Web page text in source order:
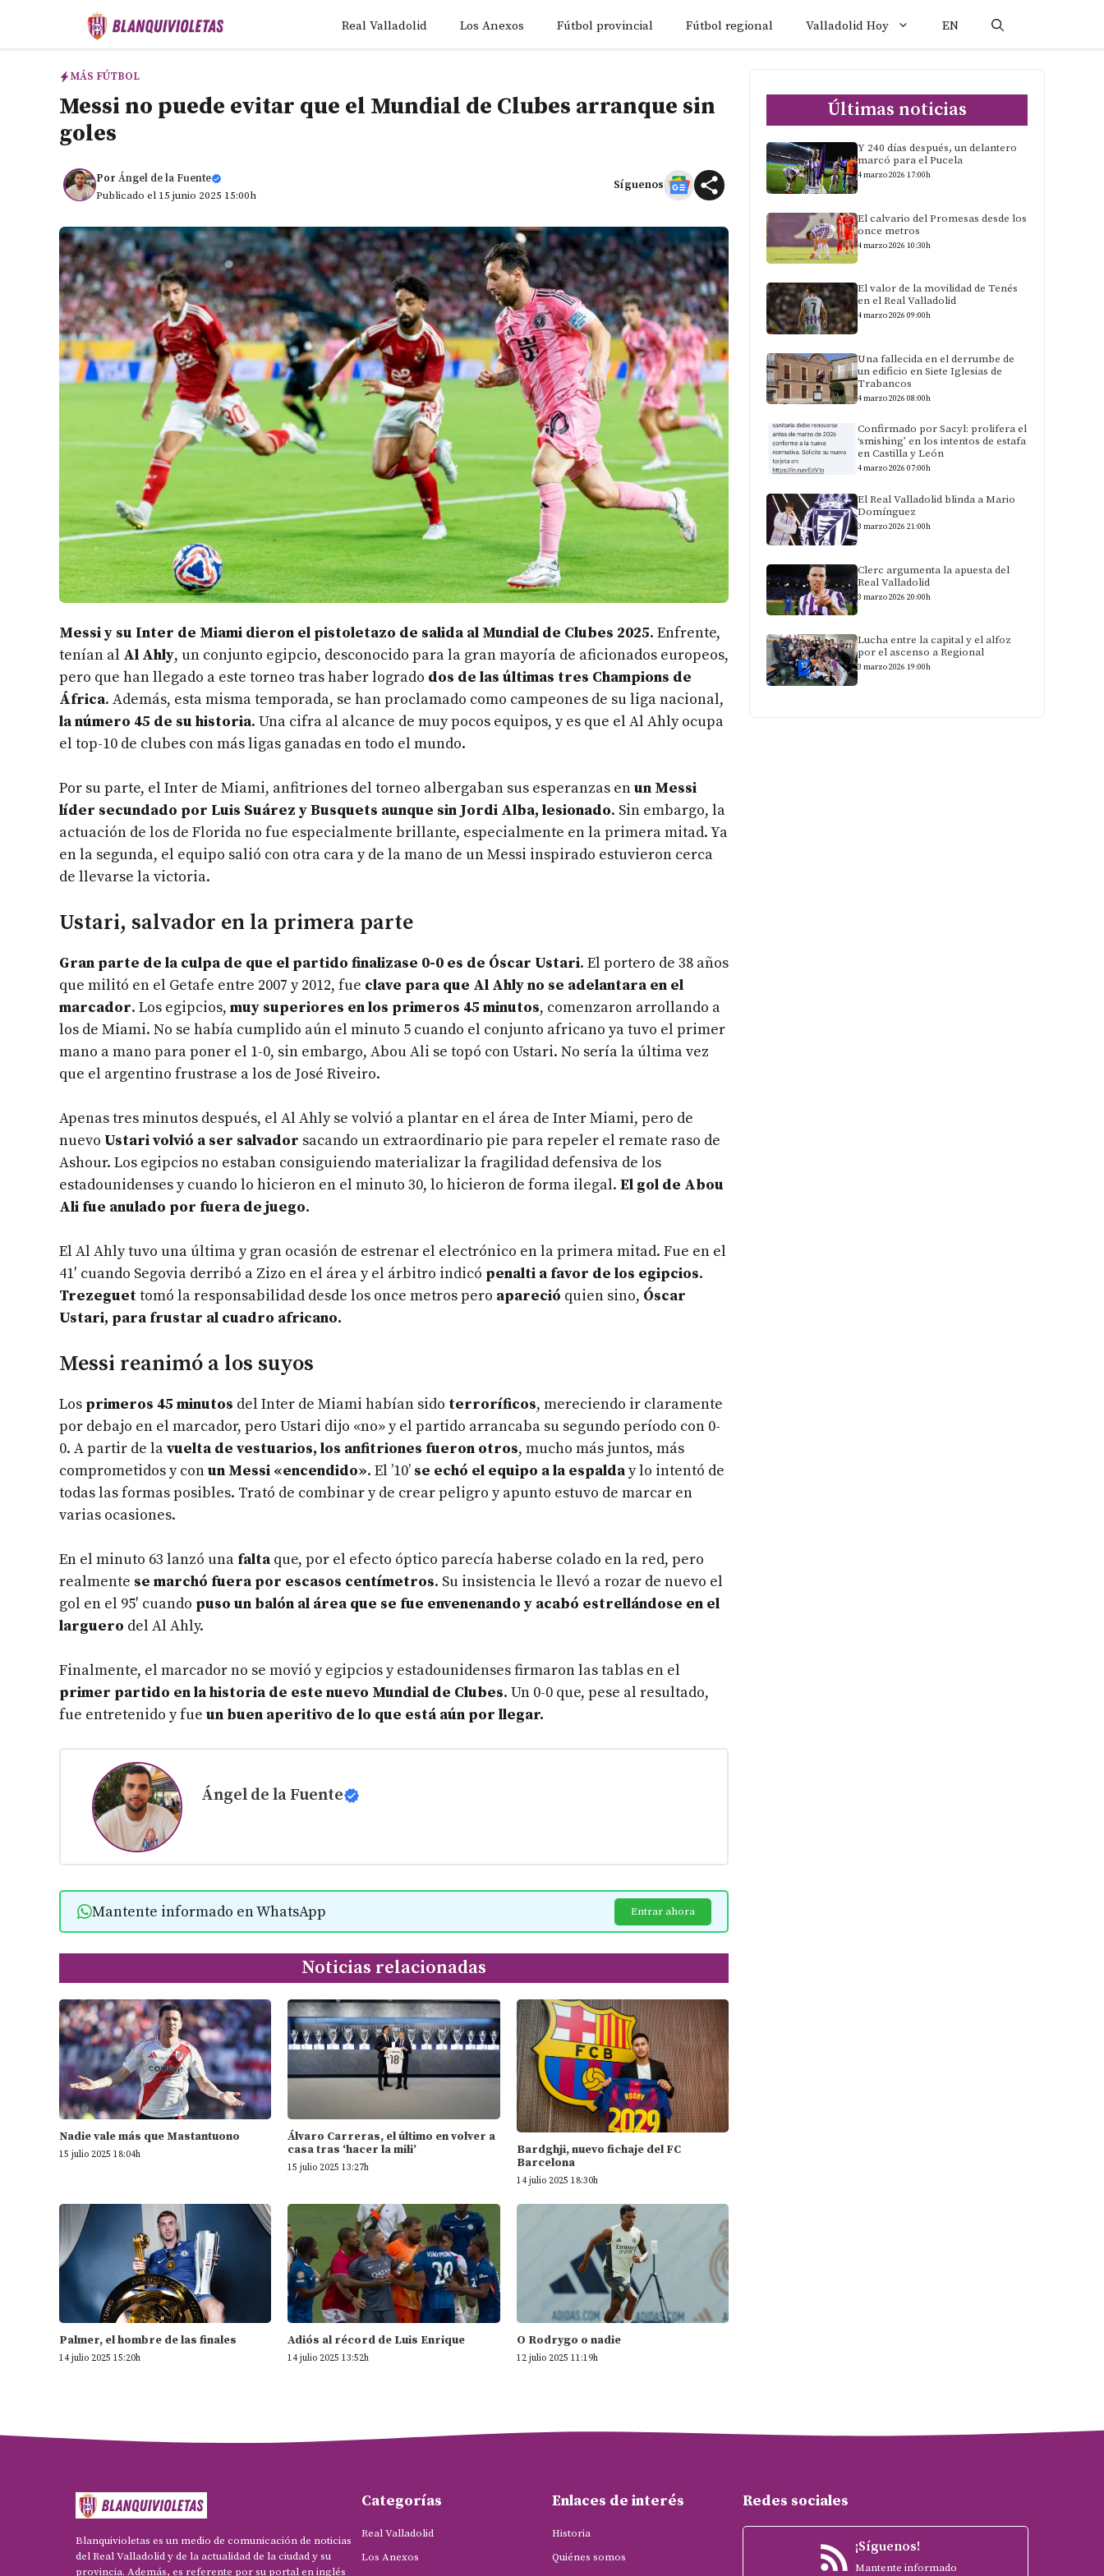
Real Valladolid Los Anexos Fútbol provincial Fútbol regional Valladolid Hoy EN
MÁS FÚTBOL
Messi no puede evitar que el Mundial de Clubes arranque sin
goles
Por Ángel de la Fuente
Publicado el 15 junio 2025 15:00h
Síguenos
Messi y su Inter de Miami dieron el pistoletazo de salida al Mundial de Clubes 2025. Enfrente,
tenían al Al Ahly, un conjunto egipcio, desconocido para la gran mayoría de aficionados europeos,
pero que han llegado a este torneo tras haber logrado dos de las últimas tres Champions de
África. Además, esta misma temporada, se han proclamado como campeones de su liga nacional,
la número 45 de su historia. Una cifra al alcance de muy pocos equipos, y es que el Al Ahly ocupa
el top-10 de clubes con más ligas ganadas en todo el mundo.
Por su parte, el Inter de Miami, anfitriones del torneo albergaban sus esperanzas enun Messi
líder secundado por Luis Suárez y Busquets aunque sin Jordi Alba, lesionado. Sin embargo, la
actuación de los de Florida no fue especialmente brillante, especialmente en la primera mitad. Ya
en la segunda, el equipo salió con otra cara y de la mano de un Messi inspirado estuvieron cerca
de llevarse la victoria.
Ustari, salvador en la primera parte
Gran parte de la culpa de que el partido finalizase 0-0 es de Óscar Ustari. El portero de 38 años
que militó en el Getafe entre 2007 y 2012, fue clave para que Al Ahly no se adelantara en el
marcador. Los egipcios, muy superiores en los primeros 45 minutos, comenzaron arrollando a
los de Miami. No se había cumplido aún el minuto 5 cuando el conjunto africano ya tuvo el primer
mano a mano para poner el 1-0, sin embargo, Abou Ali se topó con Ustari. No sería la última vez
que el argentino frustrase a los de José Riveiro.
Apenas tres minutos después, el Al Ahly se volvió a plantar en el área de Inter Miami, pero de
nuevo Ustari volvió a ser salvador sacando un extraordinario pie para repeler el remate raso de
Ashour. Los egipcios no estaban consiguiendo materializar la fragilidad defensiva de los
estadounidenses y cuando lo hicieron en el minuto 30, lo hicieron de forma ilegal. El gol de Abou
Ali fue anulado por fuera de juego.
El Al Ahly tuvo una última y gran ocasión de estrenar el electrónico en la primera mitad. Fue en el
41′ cuando Segovia derribó a Zizo en el área y el árbitro indicó penalti a favor de los egipcios.
Trezeguettomó la responsabilidad desde los once metros pero apareció quien sino, Óscar
Ustari, para frustar al cuadro africano.
Messi reanimó a los suyos
Los primeros 45 minutos del Inter de Miami habían sido terroríficos, mereciendo ir claramente
por debajo en el marcador, pero Ustari dijo «no» y el partido arrancaba su segundo período con 0-
0. A partir de lavuelta de vestuarios, los anfitriones fueron otros, mucho más juntos, más
comprometidos y conun Messi «encendido». El ’10’ se echó el equipo a la espalday lo intentó de
todas las formas posibles. Trató de combinar y de crear peligro y apunto estuvo de marcar en
varias ocasiones.
En el minuto 63 lanzó una falta que, por el efecto óptico parecía haberse colado en la red, pero
realmente se marchó fuera por escasos centímetros. Su insistencia le llevó a rozar de nuevo el
gol en el 95′ cuando puso un balón al área que se fue envenenando y acabó estrellándose en el
larguero del Al Ahly.
Finalmente, el marcador no se movió y egipcios y estadounidenses firmaron las tablas en el
primer partido en la historia de este nuevo Mundial de Clubes. Un 0-0 que, pese al resultado,
fue entretenido y fue un buen aperitivo de lo que está aún por llegar.
Ángel de la Fuente
Mantente informado en WhatsApp Entrar ahora
Noticias relacionadas
Nadie vale más que Mastantuono
15 julio 2025 18:04h
Álvaro Carreras, el último en volver a
casa tras ‘hacer la mili’
15 julio 2025 13:27h
Bardghji, nuevo fichaje del FC
Barcelona
14 julio 2025 18:30h
Palmer, el hombre de las finales
14 julio 2025 15:20h
Adiós al récord de Luis Enrique
14 julio 2025 13:52h
O Rodrygo o nadie
12 julio 2025 11:19h
Últimas noticias
Y 240 días después, un delantero
marcó para el Pucela
4 marzo 2026 17:00h
El calvario del Promesas desde los
once metros
4 marzo 2026 10:30h
El valor de la movilidad de Tenés
en el Real Valladolid
4 marzo 2026 09:00h
Una fallecida en el derrumbe de
un edificio en Siete Iglesias de
Trabancos
4 marzo 2026 08:00h
Confirmado por Sacyl: prolifera el
‘smishing’ en los intentos de estafa
en Castilla y León
4 marzo 2026 07:00h
El Real Valladolid blinda a Mario
Domínguez
3 marzo 2026 21:00h
Clerc argumenta la apuesta del
Real Valladolid
3 marzo 2026 20:00h
Lucha entre la capital y el alfoz
por el ascenso a Regional
3 marzo 2026 19:00h
Blanquivioletas es un medio de comunicación de noticias
del Real Valladolid y de la actualidad de la ciudad y su
provincia. Además, es referente por su portal en inglés
Categorías
Real Valladolid
Los Anexos
Enlaces de interés
Historia
Quiénes somos
Redes sociales
¡Síguenos!
Mantente informado